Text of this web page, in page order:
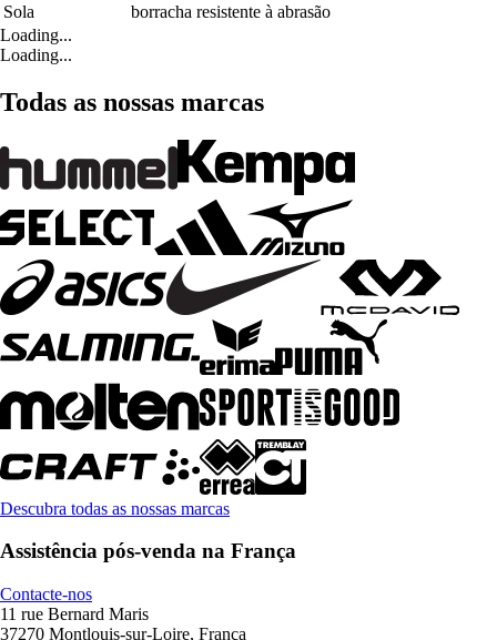
Sola
borracha resistente à abrasão
Loading...
Loading...
Todas as nossas marcas
Descubra todas as nossas marcas
Assistência pós-venda na França
Contacte-nos
11 rue Bernard Maris
37270 Montlouis-sur-Loire, França